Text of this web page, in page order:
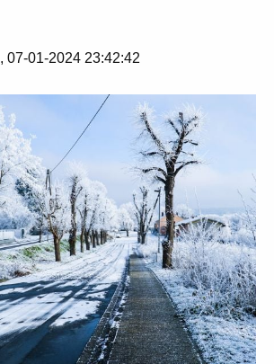
, 07-01-2024 23:42:42